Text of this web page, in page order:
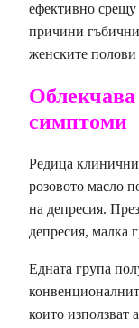
ефективно срещу
причини
женските полови
Облекчава
симптоми
Редица
розовото масло
на депресия.
депресия, малка
Едната група
които използват